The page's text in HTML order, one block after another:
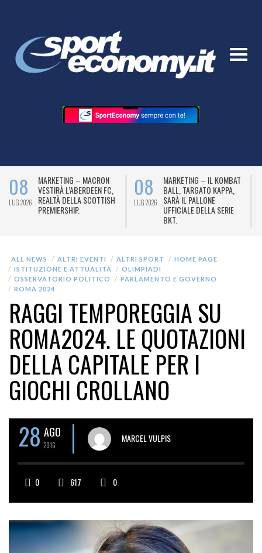
08
LUG 2026
MARKETING – MACRON
VESTIRÀ L’ABERDEEN FC,
REALTÀ DELLA SCOTTISH
PREMIERSHIP.
08
LUG 2026
MARKETING – IL KOMBAT
BALL, TARGATO KAPPA,
SARÀ IL PALLONE
UFFICIALE DELLA SERIE
BKT.
ALL NEWS ALTRI EVENTI ALTRI SPORT
HOME PAGE
ISTITUZIONE E ATTUALITÀ
OLIMPIADI
OSSERVATORIO POLITICO
PARLAMENTO E GOVERNO
ROMA 2024
RAGGI TEMPOREGGIA SU
ROMA2024. LE QUOTAZIONI
DELLA CAPITALE PER I
GIOCHI CROLLANO
28 AGO
2016
MARCEL VULPIS
0 617 0